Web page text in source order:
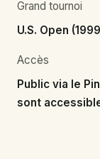
Grand tournoi
U.S. Open
Accès
Public via le
sont